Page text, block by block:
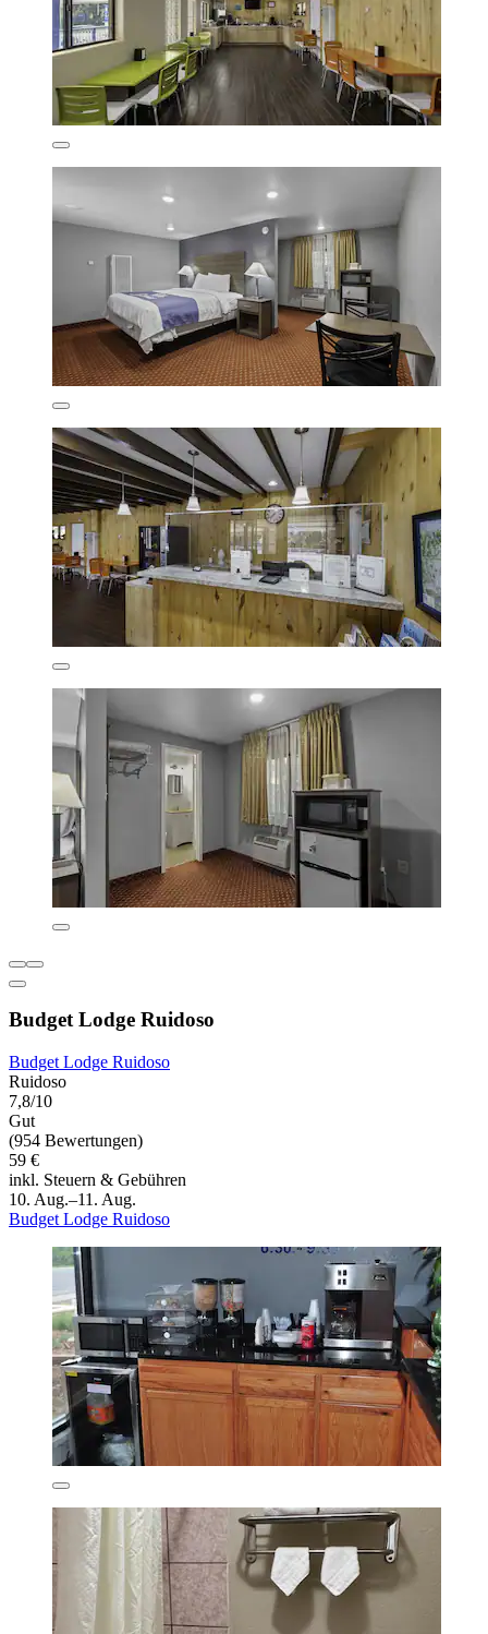
Budget Lodge Ruidoso
Budget Lodge Ruidoso
Ruidoso
7,8/10
Gut
(954 Bewertungen)
59 €
inkl. Steuern & Gebühren
10. Aug.–11. Aug.
Budget Lodge Ruidoso